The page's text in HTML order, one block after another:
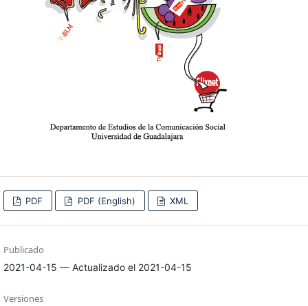
PDF PDF (English) XML
Publicado
2021-04-15 — Actualizado el 2021-04-15
Versiones